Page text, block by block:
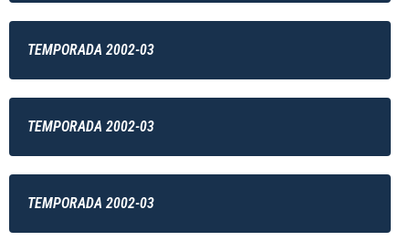
TEMPORADA 2002-03
TEMPORADA 2002-03
TEMPORADA 2002-03